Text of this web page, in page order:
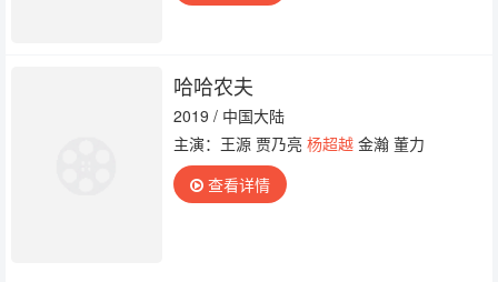
哈哈农夫
2019 / 中国大陆
主演：王源 贾乃亮 杨超越金瀚 董力
查看详情